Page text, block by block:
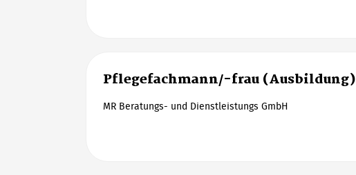
Pflegefachmann/-frau (Ausbildung)
MR Beratungs- und Dienstleistungs GmbH